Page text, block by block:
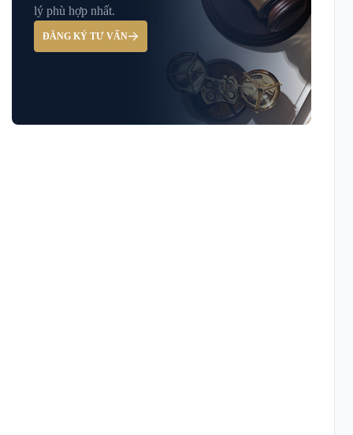
Luật Dân Sự
Luật Giao Thông
lý phù hợp nhất.
ĐĂNG KÝ TƯ VẤN